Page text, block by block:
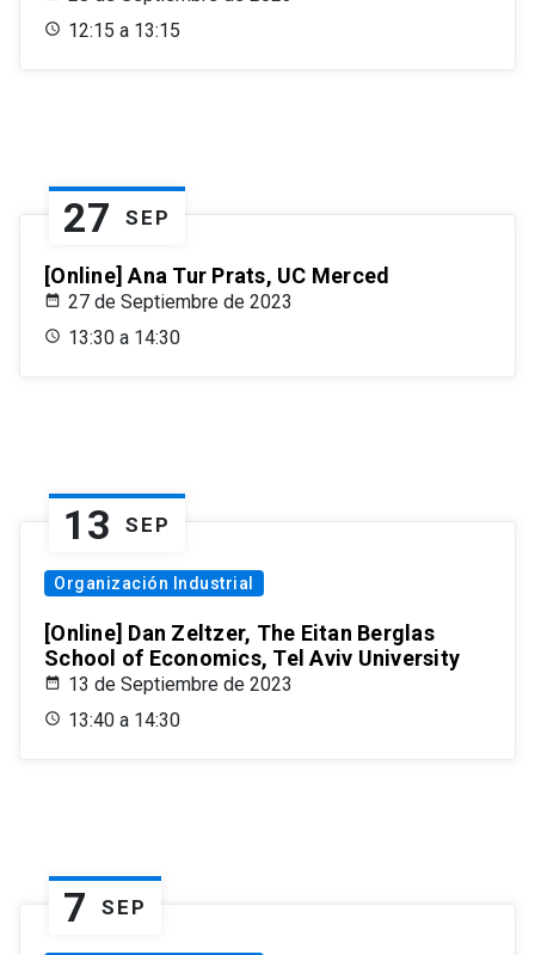
12:15 a 13:15
27 SEP
[Online] Ana Tur Prats, UC Merced
27 de Septiembre de 2023
13:30 a 14:30
13 SEP
Organización Industrial
[Online] Dan Zeltzer, The Eitan Berglas
School of Economics, Tel Aviv University
13 de Septiembre de 2023
13:40 a 14:30
7 SEP